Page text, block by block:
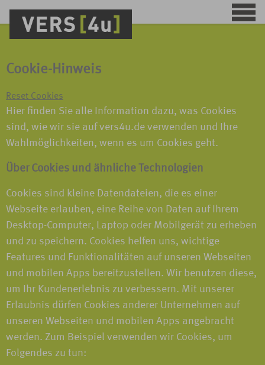
Cookie-Hinweis
Reset Cookies
Hier finden Sie alle Information dazu, was Cookies
sind, wie wir sie auf vers4u.de verwenden und Ihre
Wahlmöglichkeiten, wenn es um Cookies geht.
Über Cookies und ähnliche Technologien
Cookies sind kleine Datendateien, die es einer
Webseite erlauben, eine Reihe von Daten auf Ihrem
Desktop-Computer, Laptop oder Mobilgerät zu erheben
und zu speichern. Cookies helfen uns, wichtige
Features und Funktionalitäten auf unseren Webseiten
und mobilen Apps bereitzustellen. Wir benutzen diese,
um Ihr Kundenerlebnis zu verbessern. Mit unserer
Erlaubnis dürfen Cookies anderer Unternehmen auf
unseren Webseiten und mobilen Apps angebracht
werden. Zum Beispiel verwenden wir Cookies, um
Folgendes zu tun: